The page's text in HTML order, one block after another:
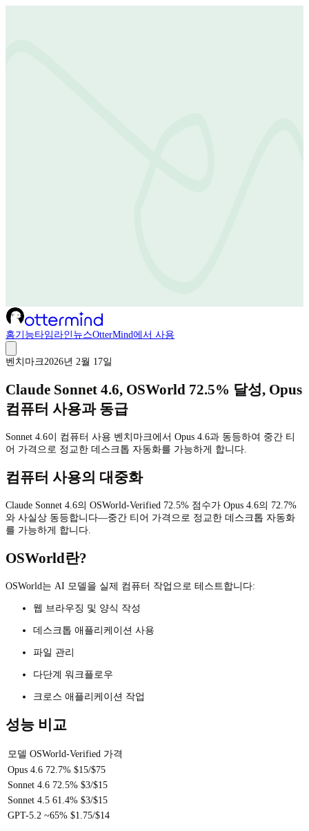
홈기능타임라인 뉴스OtterMind에서 사용
벤치마크2026년 2월 17일
Claude Sonnet 4.6, OSWorld 72.5% 달성, Opus
컴퓨터 사용과 동급
Sonnet 4.6이 컴퓨터 사용 벤치마크에서 Opus 4.6과 동등하여 중간 티
어 가격으로 정교한 데스크톱 자동화를 가능하게 합니다.
컴퓨터 사용의 대중화
Claude Sonnet 4.6의 OSWorld-Verified 72.5% 점수가 Opus 4.6의 72.7%
와 사실상 동등합니다—중간 티어 가격으로 정교한 데스크톱 자동화
를 가능하게 합니다.
OSWorld란?
OSWorld는 AI 모델을 실제 컴퓨터 작업으로 테스트합니다:
웹 브라우징 및 양식 작성
데스크톱 애플리케이션 사용
파일 관리
다단계 워크플로우
크로스 애플리케이션 작업
성능 비교
모델 OSWorld-Verified 가격
Opus 4.6 72.7% $15/$75
Sonnet 4.6 72.5% $3/$15
Sonnet 4.5 61.4% $3/$15
GPT-5.2 ~65% $1.75/$14